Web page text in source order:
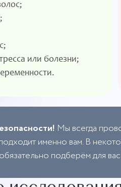
или болезни;
Мы всегда
именно вам. В
подберём для